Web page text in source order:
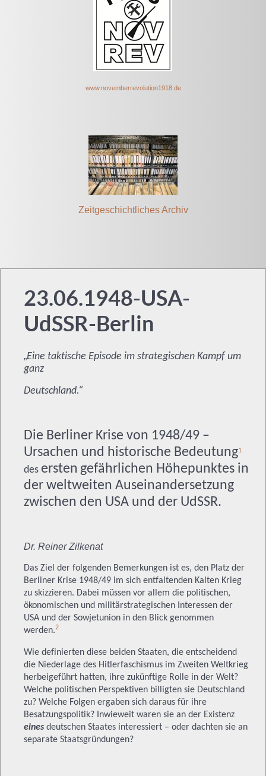
www.novemberrevolution1918.de
Zeitgeschichtliches Archiv
23.06.1948-USA-
UdSSR-Berlin
„Eine taktische Episode im strategischen Kampf um
ganz
Deutschland.“
Die Berliner Krise von 1948/49 –
Ursachen und historische Bedeutung1
des ersten gefährlichen Höhepunktes in
der weltweiten Auseinandersetzung
zwischen den USA und der UdSSR.
Dr. Reiner Zilkenat
Das Ziel der folgenden Bemerkungen ist es, den Platz der
Berliner Krise 1948/49 im sich entfaltenden Kalten Krieg
zu skizzieren. Dabei müssen vor allem die politischen,
ökonomischen und militärstrategischen Interessen der
USA und der Sowjetunion in den Blick genommen
werden.2
Wie definierten diese beiden Staaten, die entscheidend
die Niederlage des Hitlerfaschismus im Zweiten Weltkrieg
herbeigeführt hatten, ihre zukünftige Rolle in der Welt?
Welche politischen Perspektiven billigten sie Deutschland
zu? Welche Folgen ergaben sich daraus für ihre
Besatzungspolitik? Inwieweit waren sie an der Existenz
eines deutschen Staates interessiert – oder dachten sie an
separate Staatsgründungen?